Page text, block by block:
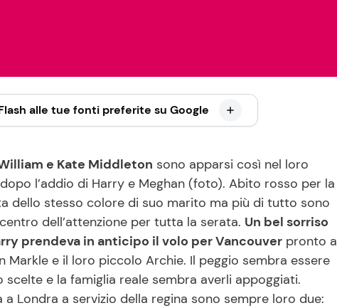
alle tue fonti preferite su Google
e Kate Middleton sono apparsi così nel loro
l’addio di Harry e Meghan (foto). Abito rosso per la
dello stesso colore di suo marito ma più di tutto sono
dell’attenzione per tutta la serata. Un bel sorriso
prendeva in anticipo il volo per Vancouver pronto a
Markle e il loro piccolo Archie. Il peggio sembra essere
e la famiglia reale sembra averli appoggiati.
Londra a servizio della regina sono sempre loro due: